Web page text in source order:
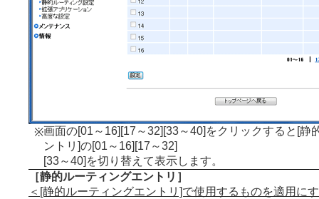
※画面の[01～16][17～32][33～40]をクリックすると[静
ントリ]の[01～16][17～32]
[33～40]を切り替えて表示します。
［静的ルーティングエントリ］
＜[静的ルーティングエントリ]で使用するものを適用に